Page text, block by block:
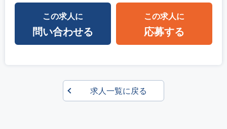
この求人に
問い合わせる
この求人に
応募する
求人一覧に戻る